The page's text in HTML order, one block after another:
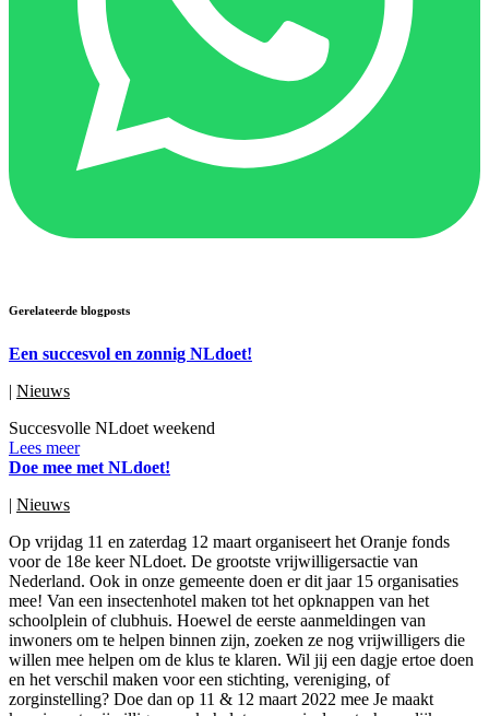
Gerelateerde blogposts
Een succesvol en zonnig NLdoet!
| Nieuws
Succesvolle NLdoet weekend
Lees meer
Doe mee met NLdoet!
| Nieuws
Op vrijdag 11 en zaterdag 12 maart organiseert het Oranje fonds
voor de 18e keer NLdoet. De grootste vrijwilligersactie van
Nederland. Ook in onze gemeente doen er dit jaar 15 organisaties
mee! Van een insectenhotel maken tot het opknappen van het
schoolplein of clubhuis. Hoewel de eerste aanmeldingen van
inwoners om te helpen binnen zijn, zoeken ze nog vrijwilligers die
willen mee helpen om de klus te klaren. Wil jij een dagje ertoe doen
en het verschil maken voor een stichting, vereniging, of
zorginstelling? Doe dan op 11 & 12 maart 2022 mee Je maakt